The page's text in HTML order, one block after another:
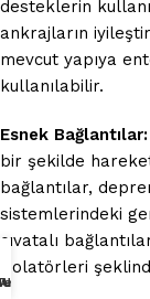
desteklerin
ankrajların
mevcut yapıya
kullanılabilir.
Esnek Bağlantılar:
bir şekilde
bağlantılar,
sistemlerindeki
cıvatalı
izolatörleri
Al